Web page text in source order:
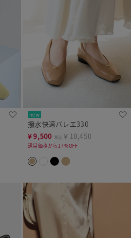
new
撥水快適バレエ330
¥9,500 税込 ￥10,450
通常価格から17%OFF